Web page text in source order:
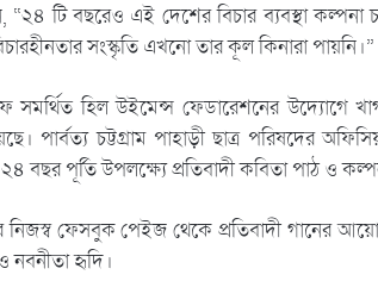
“২৪ টি বছরেও এই দেশের বিচার ব্যবস্থা
সংস্কৃতি এখনো তার কূল কিনারা পায়নি।”
হিল উইমেন্স ফেডারেশনের উদ্যোগে
পার্বত্য চট্টগ্রাম পাহাড়ী ছাত্র পরিষদের
বছর পূর্তি উপলক্ষ্যে প্রতিবাদী কবিতা পাঠ ও
ফেসবুক পেইজ থেকে প্রতিবাদী গানের
নবনীতা হৃদি।